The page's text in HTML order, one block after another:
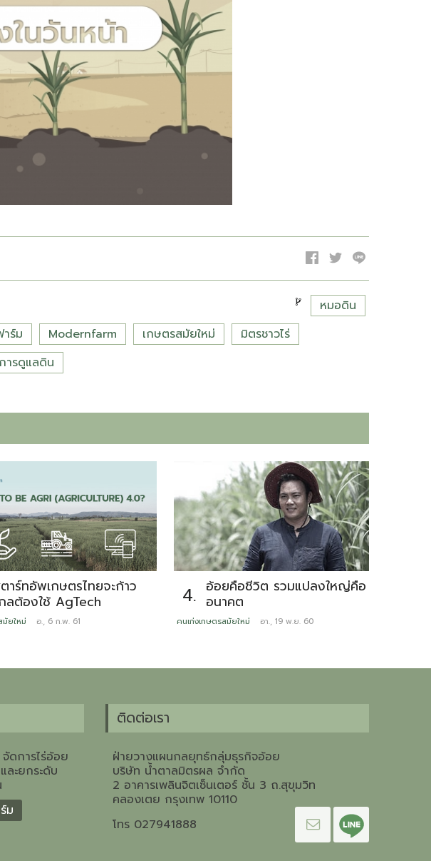
หมอดิน
าร์ม Modernfarm เกษตรสมัยใหม่
มิตรชาวไร่
การดูแลดิน
าร์ทอัพเกษตรไทยจะก้าว
ลต้องใช้ AgTech
มัยใหม่ อ., 6 ก.พ. 61
4. อ้อยคือชีวิต รวมแปลงใหญ่คือ
อนาคต
คนเก่งเกษตรสมัยใหม่ อา., 19 พ.ย. 60
ดการไร่อ้อย
ะยกระดับ
ม
ติดต่อเรา
ฝ่ายวางแผนกลยุทธ์กลุ่มธุรกิจอ้อย
บริษัท น้ำตาลมิตรผล จำกัด
2 อาคารเพลินจิตเซ็นเตอร์ ชั้น 3 ถ.สุขุมวิท
คลองเตย กรุงเทพ 10110
โทร 027941888